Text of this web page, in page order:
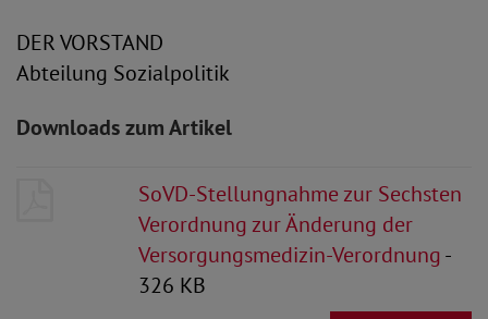
DER VORSTAND
Abteilung Sozialpolitik
Downloads zum Artikel
SoVD-Stellungnahme zur Sechsten
Verordnung zur Änderung der
Versorgungsmedizin-Verordnung-
326 KB